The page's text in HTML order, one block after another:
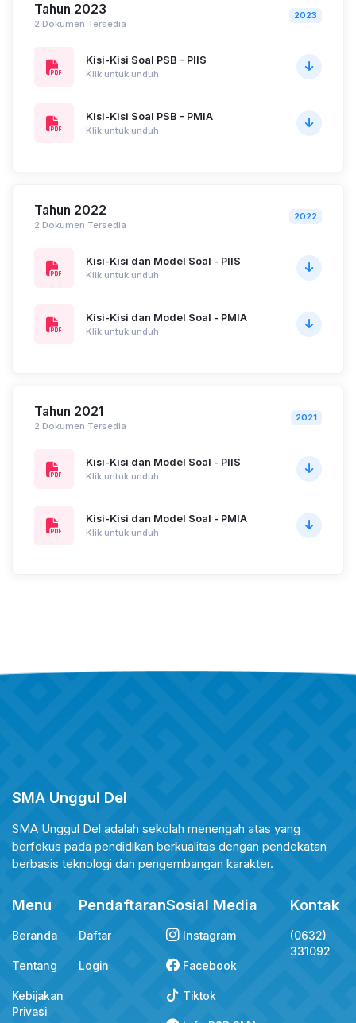
Tahun 2023
2 Dokumen Tersedia
2023
Kisi-Kisi Soal PSB - PIIS
Klik untuk unduh
Kisi-Kisi Soal PSB - PMIA
Klik untuk unduh
Tahun 2022
2 Dokumen Tersedia
2022
Kisi-Kisi dan Model Soal - PIIS
Klik untuk unduh
Kisi-Kisi dan Model Soal - PMIA
Klik untuk unduh
Tahun 2021
2 Dokumen Tersedia
2021
Kisi-Kisi dan Model Soal - PIIS
Klik untuk unduh
Kisi-Kisi dan Model Soal - PMIA
Klik untuk unduh
SMA Unggul Del
SMA Unggul Del adalah sekolah menengah atas yang
berfokus pada pendidikan berkualitas dengan pendekatan
berbasis teknologi dan pengembangan karakter.
Menu
Beranda
Tentang
Kebijakan
Privasi
Pendaftaran
Daftar
Login
Sosial Media
Instagram
Facebook
Tiktok
Kontak
(0632)
331092